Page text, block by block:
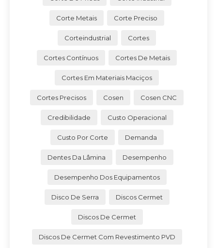
Corte Metais Corte Preciso
Corteindustrial Cortes
Cortes Contínuos Cortes De Metais
Cortes Em Materiais Maciços
Cortes Precisos Cosen Cosen CNC
Credibilidade Custo Operacional
Custo Por Corte Demanda
Dentes Da Lâmina Desempenho
Desempenho Dos Equipamentos
Disco De Serra Discos Cermet
Discos De Cermet
Discos De Cermet Com Revestimento PVD